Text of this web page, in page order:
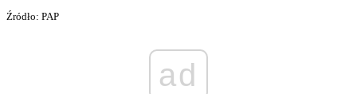
Źródło: PAP
ad